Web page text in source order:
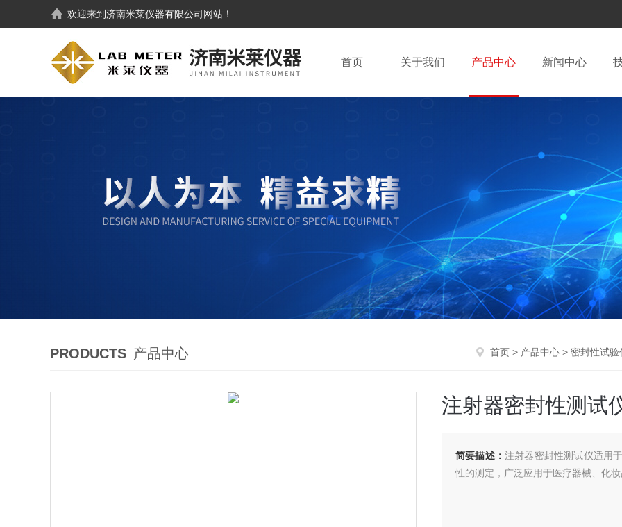
欢迎来到济南米莱仪器有限公司 网站！
首页 关于我们 产品中心 新闻中心
PRODUCTS 产品中心 首页 > 产品中心 > 密封性试验
注射器密封性测试
简要描述： 注射器密封性测试仪适用
性的测定，广泛应用于医疗器械、化